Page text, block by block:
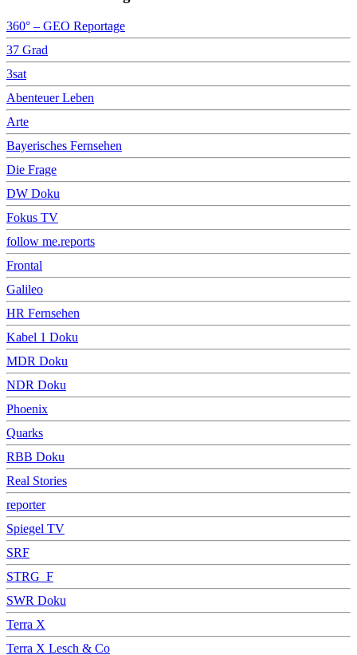
360° – GEO Reportage
37 Grad
3sat
Abenteuer Leben
Arte
Bayerisches Fernsehen
Die Frage
DW Doku
Fokus TV
follow me.reports
Frontal
Galileo
HR Fernsehen
Kabel 1 Doku
MDR Doku
NDR Doku
Phoenix
Quarks
RBB Doku
Real Stories
reporter
Spiegel TV
SRF
STRG_F
SWR Doku
Terra X
Terra X Lesch & Co